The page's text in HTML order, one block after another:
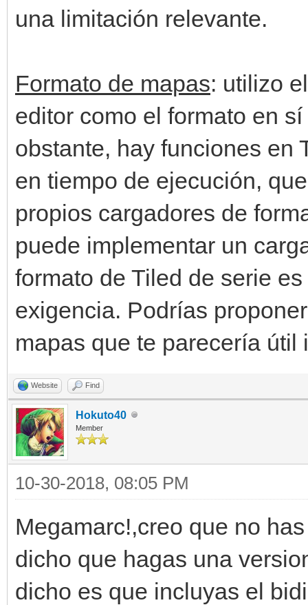
una limitación relevante.
Formato de mapas: utilizo
editor como el formato en
obstante, hay funciones en
en tiempo de ejecución,
propios cargadores de
puede implementar un
formato de Tiled de serie
exigencia. Podrías
mapas que te parecería útil
Website Find
Hokuto40
Member
10-30-2018, 08:05 PM
Megamarc!,creo que no
dicho que hagas una
dicho es que incluyas el